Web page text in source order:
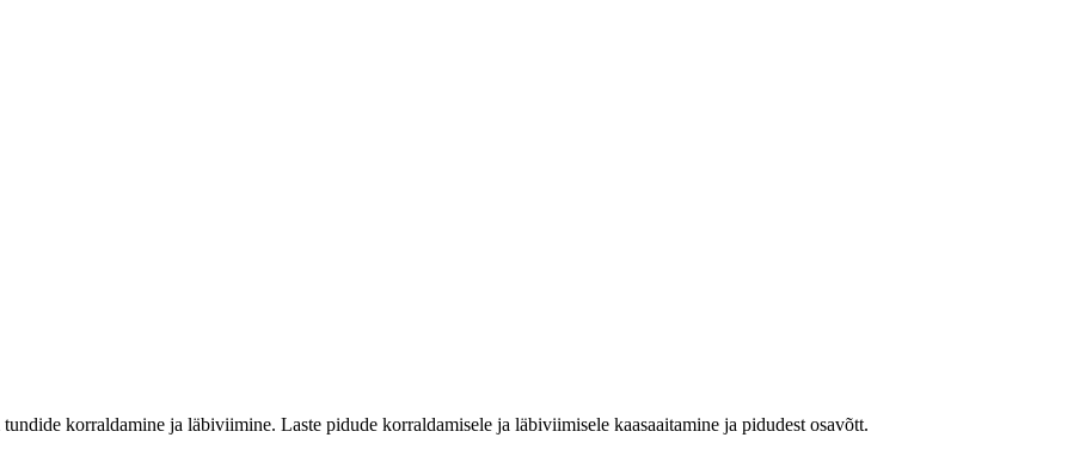
korraldamine ja läbiviimine. Laste pidude korraldamisele ja läbiviimisele kaasaaitamine ja pidudest osavõtt.